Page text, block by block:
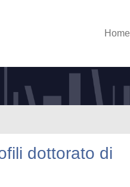
Home
dottorato di